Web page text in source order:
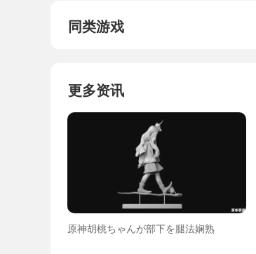
同类游戏
更多资讯
原神胡桃ちゃんが部下を腿法娴熟